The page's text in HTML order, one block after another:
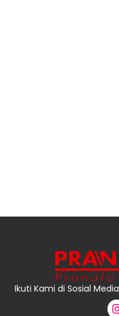
Ikuti Kami di Sosial Media